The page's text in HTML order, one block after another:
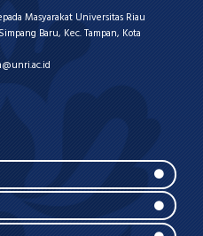
Masyarakat Universitas Riau
Baru, Kec. Tampan, Kota